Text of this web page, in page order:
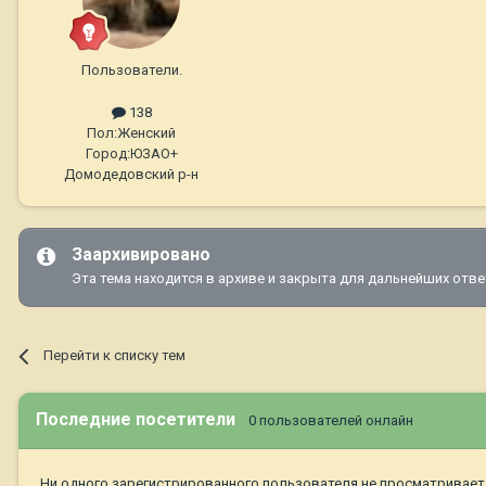
Пользователи.
138
Пол:Женский
Город:ЮЗАО+
Домодедовский р-н
Заархивировано
Эта тема находится в архиве и закрыта для дальнейших
Перейти к списку тем
Последние посетители 0 пользователей онлайн